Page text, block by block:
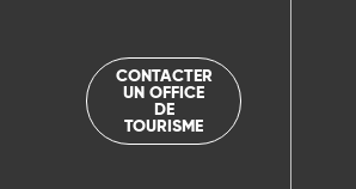
CONTACTER
UN OFFICE
DE
TOURISME